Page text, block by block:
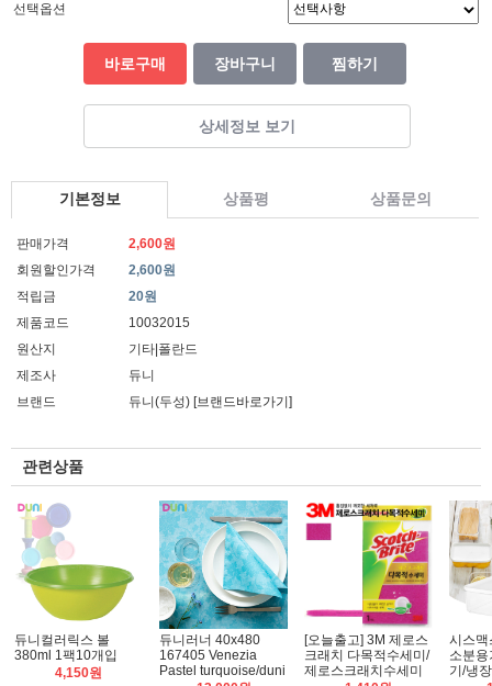
선택옵션
바로구매 장바구니 찜하기
상세정보 보기
기본정보 상품평 상품문의
판매가격
2,600원
회원할인가격
2,600원
적립금
20원
제품코드
10032015
원산지
기타|폴란드
제조사
듀니
브랜드
듀니(두성) [브랜드바로가기]
관련상품
듀니컬러릭스 볼
380ml 1팩10개입
4,150원
듀니러너 40x480
167405 Venezia
Pastel turquoise/duni
[오늘출고] 3M 제로스
크래치 다목적수세미/
제로스크래치수세미
시스맥
소분
기/냉